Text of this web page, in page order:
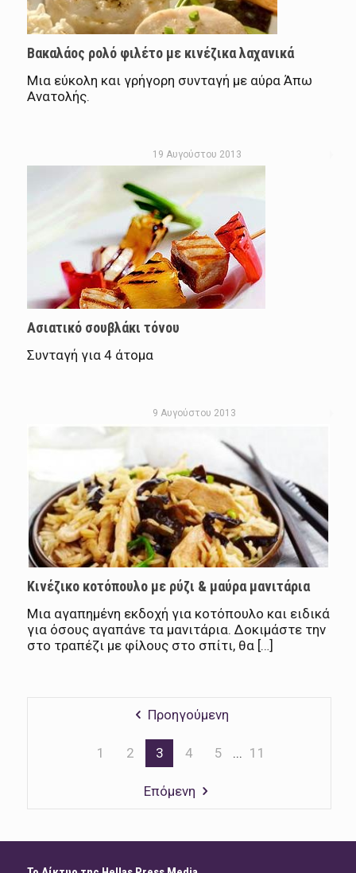
Βακαλάος ρολό φιλέτο με κινέζικα λαχανικά
Μια εύκολη και γρήγορη συνταγή με αύρα Άπω
Ανατολής.
19 Αυγούστου 2013
Ασιατικό σουβλάκι τόνου
Συνταγή για 4 άτομα
9 Αυγούστου 2013
Κινέζικο κοτόπουλο με ρύζι & μαύρα μανιτάρια
Μια αγαπημένη εκδοχή για κοτόπουλο και ειδικά
για όσους αγαπάνε τα μανιτάρια. Δοκιμάστε την
στο τραπέζι με φίλους στο σπίτι, θα […]
Προηγούμενη
1 2 3 4 5 ... 11
Επόμενη